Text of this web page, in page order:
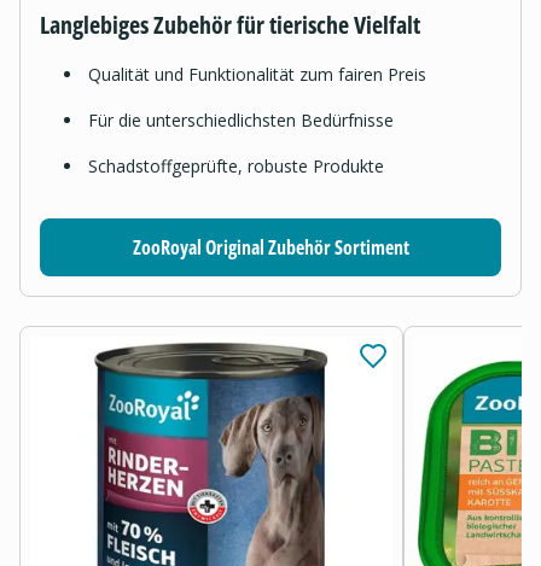
Langlebiges Zubehör für tierische Vielfalt
Qualität und Funktionalität zum fairen Preis
Für die unterschiedlichsten Bedürfnisse
Schadstoffgeprüfte, robuste Produkte
ZooRoyal Original Zubehör Sortiment